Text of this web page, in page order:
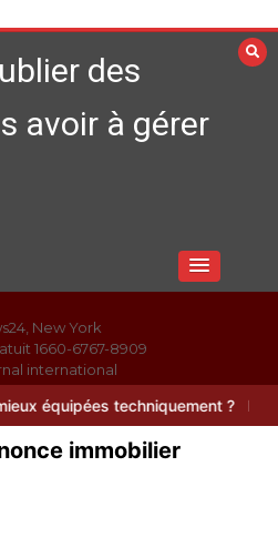
des
avoir à gérer
New York
1660-6767-8909
international
? Paysagiste à
immobilier